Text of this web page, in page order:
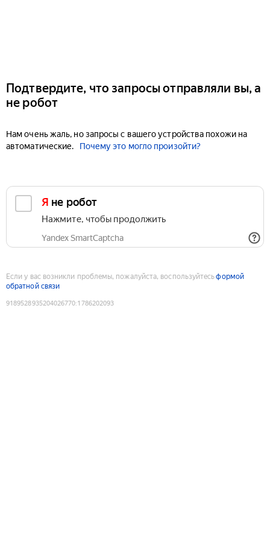
Подтвердите, что запросы отправляли вы, а
не робот
Нам очень жаль, но запросы с вашего устройства похожи на
автоматические.
Почему это могло произойти?
Я не робот
Нажмите, чтобы продолжить
Yandex SmartCaptcha
Если у вас возникли проблемы, пожалуйста, воспользуйтесьформой
обратной связи
9189528935204026770:1786202093